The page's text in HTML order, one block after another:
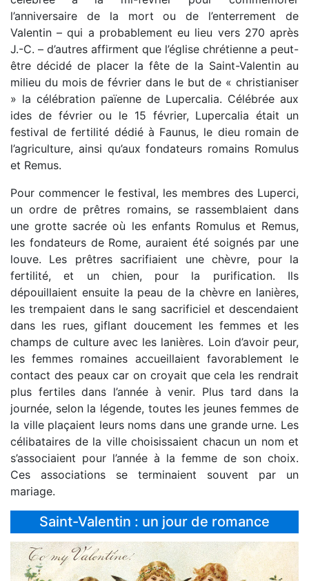
l’anniversaire de la mort ou de l’enterrement de
Valentin – qui a probablement eu lieu vers 270 après
J.-C. – d’autres affirment que l’église chrétienne a peut-
être décidé de placer la fête de la Saint-Valentin au
milieu du mois de février dans le but de « christianiser
» la célébration païenne de Lupercalia. Célébrée aux
ides de février ou le 15 février, Lupercalia était un
festival de fertilité dédié à Faunus, le dieu romain de
l’agriculture, ainsi qu’aux fondateurs romains Romulus
et Remus.
Pour commencer le festival, les membres des Luperci,
un ordre de prêtres romains, se rassemblaient dans
une grotte sacrée où les enfants Romulus et Remus,
les fondateurs de Rome, auraient été soignés par une
louve. Les prêtres sacrifiaient une chèvre, pour la
fertilité, et un chien, pour la purification. Ils
dépouillaient ensuite la peau de la chèvre en lanières,
les trempaient dans le sang sacrificiel et descendaient
dans les rues, giflant doucement les femmes et les
champs de culture avec les lanières. Loin d’avoir peur,
les femmes romaines accueillaient favorablement le
contact des peaux car on croyait que cela les rendrait
plus fertiles dans l’année à venir. Plus tard dans la
journée, selon la légende, toutes les jeunes femmes de
la ville plaçaient leurs noms dans une grande urne. Les
célibataires de la ville choisissaient chacun un nom et
s’associaient pour l’année à la femme de son choix.
Ces associations se terminaient souvent par un
mariage.
Saint-Valentin : un jour de romance